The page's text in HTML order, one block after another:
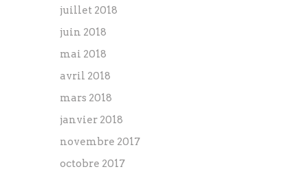
juillet 2018
juin 2018
mai 2018
avril 2018
mars 2018
janvier 2018
novembre 2017
octobre 2017